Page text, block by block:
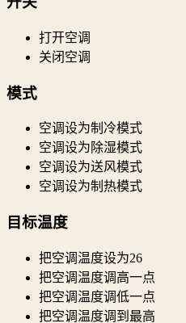
打开空调
关闭空调
模式
空调设为制冷模式
空调设为除湿模式
空调设为送风模式
空调设为制热模式
目标温度
把空调温度设为26
把空调温度调高一点
把空调温度调低一点
把空调温度调到最高